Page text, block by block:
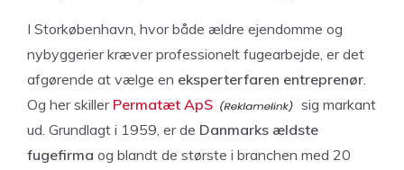
I Storkøbenhavn, hvor både ældre ejendomme og
nybyggerier kræver professionelt fugearbejde, er det
afgørende at vælge en eksperterfaren entreprenør.
Og her skiller Permatæt ApS
sig markant
ud. Grundlagt i 1959, er de Danmarks ældste
fugefirma og blandt de største i branchen med 20